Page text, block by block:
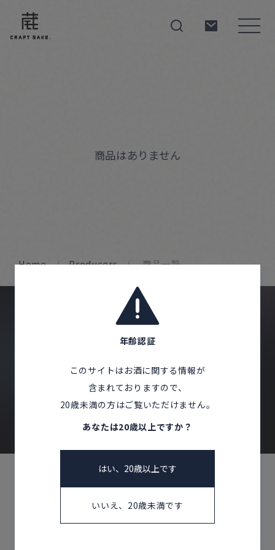
Products
JA EN
Follow Us
商品はありません
Home Producers 商品一覧
CONTACT US
お問い合わせ
年齢認証
このサイトはお酒に関する情報が
含まれておりますので、
20歳未満の方はご覧いただけません。
あなたは20歳以上ですか？
はい、20歳以上です
いいえ、20歳未満です